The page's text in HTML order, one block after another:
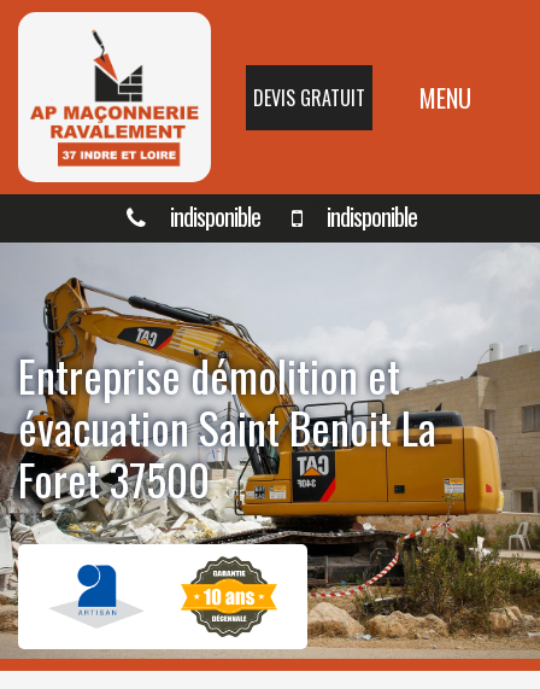
DEVIS GRATUIT MENU
indisponible indisponible
Entreprise démolition et
évacuation Saint Benoit La
Foret 37500